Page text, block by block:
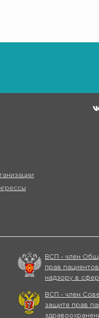
ВСП - член
прав
надзору в
ВСП - член
защите прав